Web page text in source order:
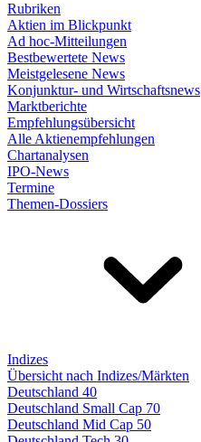
Rubriken
Aktien im Blickpunkt
Ad hoc-Mitteilungen
Bestbewertete News
Meistgelesene News
Konjunktur- und Wirtschaftsnews
Marktberichte
Empfehlungsübersicht
Alle Aktienempfehlungen
Chartanalysen
IPO-News
Termine
Themen-Dossiers
Indizes
Übersicht nach Indizes/Märkten
Deutschland 40
Deutschland Small Cap 70
Deutschland Mid Cap 50